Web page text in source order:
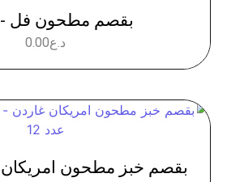
بقصم مطحون فل - 0811
د.ع0.00